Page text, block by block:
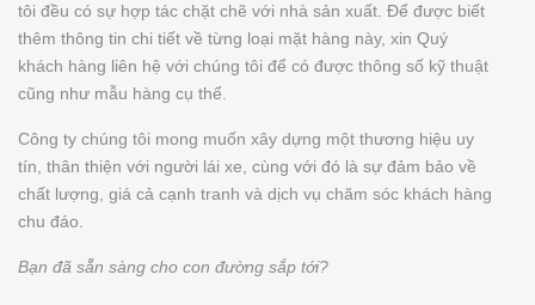
tôi đều có sự hợp tác chặt chẽ với nhà sản xuất. Để được biết
thêm thông tin chi tiết về từng loại mặt hàng này, xin Quý
khách hàng liên hệ với chúng tôi để có được thông số kỹ thuật
cũng như mẫu hàng cụ thể.
Công ty chúng tôi mong muốn xây dựng một thương hiệu uy
tín, thân thiện với người lái xe, cùng với đó là sự đảm bảo về
chất lượng, giá cả cạnh tranh và dịch vụ chăm sóc khách hàng
chu đáo.
Bạn đã sẵn sàng cho con đường sắp tới?